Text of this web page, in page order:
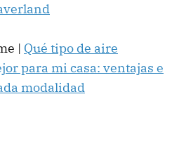
| Qué tipo de aire
para mi casa: ventajas e
modalidad